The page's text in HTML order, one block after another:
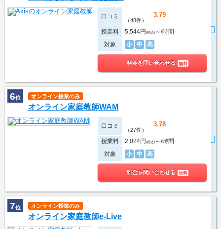
口コミ 3.79
（48件）
授業料 5,544円(税込) ～/時間
対象
小 中 高
料金を問い合わせる 無料
6位 オンライン授業のみ
オンライン家庭教師WAM
口コミ 3.78
（27件）
授業料 2,024円(税込) ～/時間
対象
小 中 高
料金を問い合わせる 無料
7位 オンライン授業のみ
オンライン家庭教師e-Live